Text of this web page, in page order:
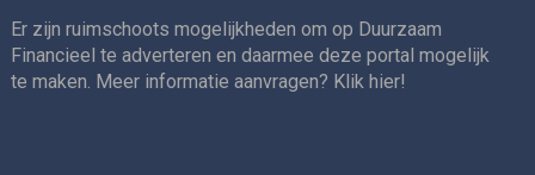
Er zijn ruimschoots mogelijkheden om op Duurzaam
Financieel te adverteren en daarmee deze portal mogelijk
te maken. Meer informatie aanvragen? Klik hier!